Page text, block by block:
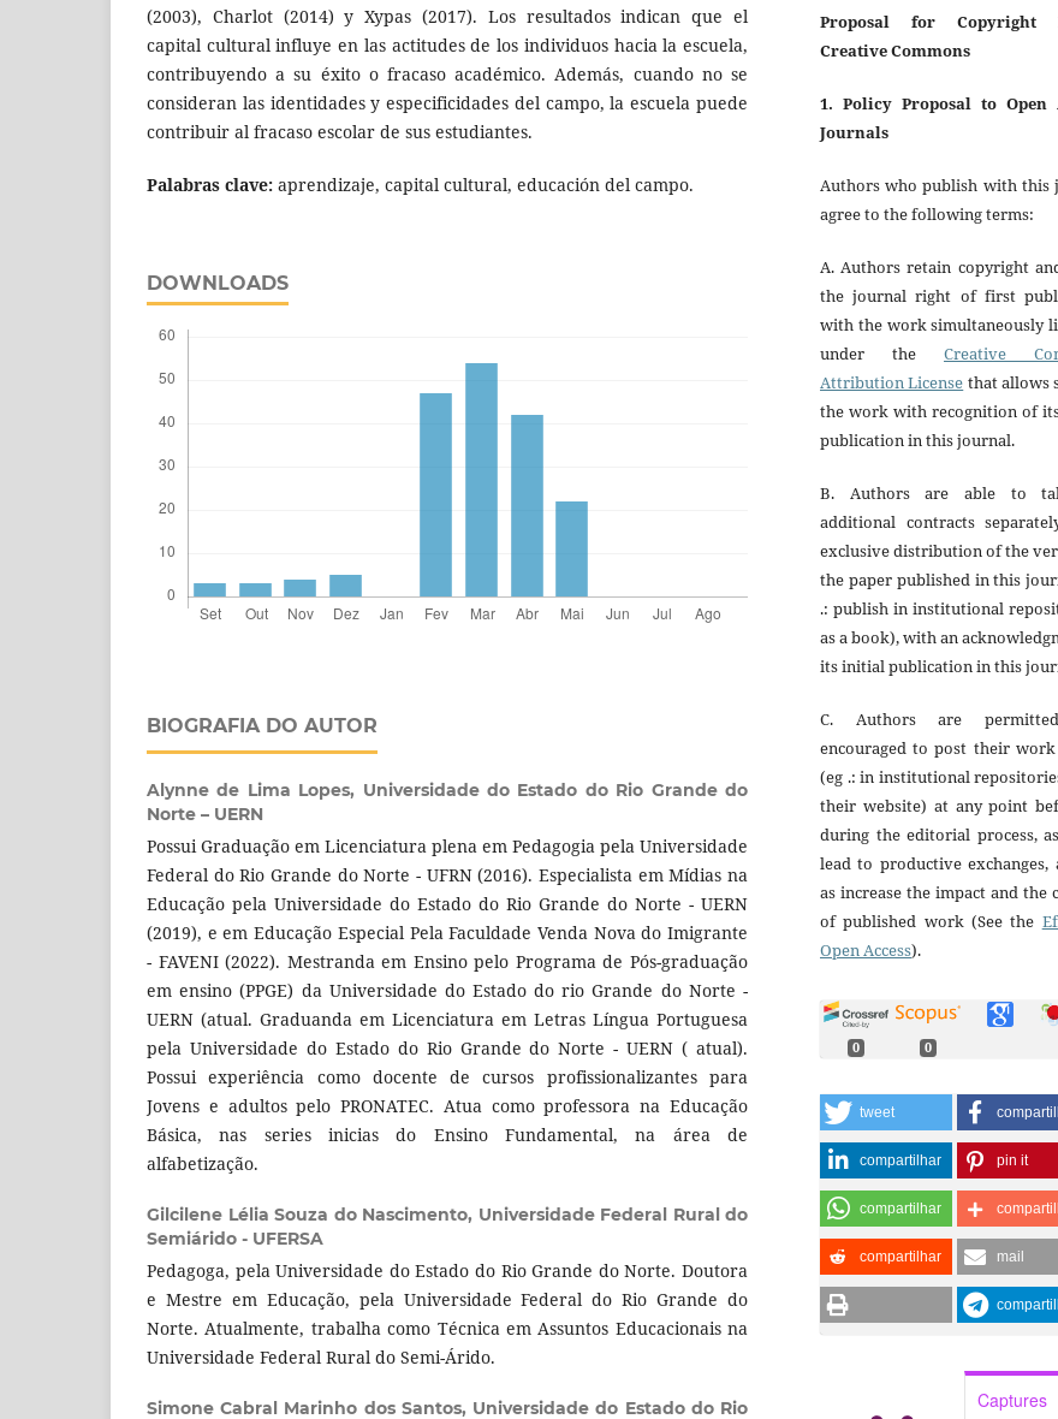
(2003), Charlot (2014) y Xypas (2017). Los resultados indican que el
capital cultural influye en las actitudes de los individuos hacia la escuela,
contribuyendo a su éxito o fracaso académico. Además, cuando no se
consideran las identidades y especificidades del campo, la escuela puede
contribuir al fracaso escolar de sus estudiantes.
Palabras clave: aprendizaje, capital cultural, educación del campo.
DOWNLOADS
BIOGRAFIA DO AUTOR
Alynne de Lima Lopes, Universidade do Estado do Rio Grande do
Norte – UERN
Possui Graduação em Licenciatura plena em Pedagogia pela Universidade
Federal do Rio Grande do Norte - UFRN (2016). Especialista em Mídias na
Educação pela Universidade do Estado do Rio Grande do Norte - UERN
(2019), e em Educação Especial Pela Faculdade Venda Nova do Imigrante
- FAVENI (2022). Mestranda em Ensino pelo Programa de Pós-graduação
em ensino (PPGE) da Universidade do Estado do rio Grande do Norte -
UERN (atual. Graduanda em Licenciatura em Letras Língua Portuguesa
pela Universidade do Estado do Rio Grande do Norte - UERN ( atual).
Possui experiência como docente de cursos profissionalizantes para
Jovens e adultos pelo PRONATEC. Atua como professora na Educação
Básica, nas series inicias do Ensino Fundamental, na área de
alfabetização.
Gilcilene Lélia Souza do Nascimento, Universidade Federal Rural do
Semiárido - UFERSA
Pedagoga, pela Universidade do Estado do Rio Grande do Norte. Doutora
e Mestre em Educação, pela Universidade Federal do Rio Grande do
Norte. Atualmente, trabalha como Técnica em Assuntos Educacionais na
Universidade Federal Rural do Semi-Árido.
Simone Cabral Marinho dos Santos, Universidade do Estado do Rio
Proposal for Copyright
Creative Commons
1. Policy Proposal to Open
Journals
Authors who publish with this
agree to the following terms:
A. Authors retain copyright
the journal right of first
with the work simultaneously
under the Creative
Attribution License that allows
the work with recognition of
publication in this journal.
B. Authors are able to
additional contracts
exclusive distribution of the
the paper published in this
.: publish in institutional
as a book), with an
its initial publication in this
C. Authors are
encouraged to post their
(eg .: in institutional
their website) at any point
during the editorial process,
lead to productive exchanges,
as increase the impact and the
of published work (See the
Open Access).
0 0
tweet
compartilhar pin it
compartilhar
compartilhar mail
Captures